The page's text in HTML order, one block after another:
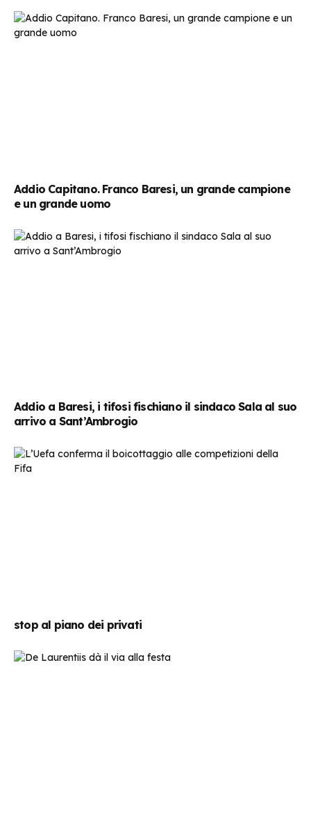
Addio Capitano. Franco Baresi, un grande campione
e un grande uomo
Addio a Baresi, i tifosi fischiano il sindaco Sala al suo
arrivo a Sant’Ambrogio
stop al piano dei privati